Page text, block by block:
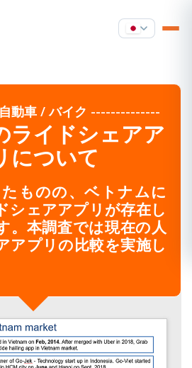
自動車 / バイク --------------
ライドシェアア
について
ものの、ベトナムに
シェアアプリが存在し
。本調査では現在の人
アプリの比較を実施し